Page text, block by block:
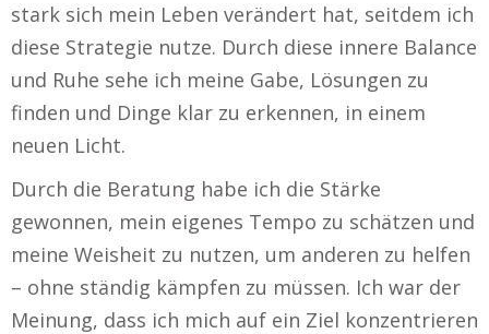
stark sich mein Leben verändert hat, seitdem ich
diese Strategie nutze. Durch diese innere Balance
und Ruhe sehe ich meine Gabe, Lösungen zu
finden und Dinge klar zu erkennen, in einem
neuen Licht.
Durch die Beratung habe ich die Stärke
gewonnen, mein eigenes Tempo zu schätzen und
meine Weisheit zu nutzen, um anderen zu helfen
– ohne ständig kämpfen zu müssen. Ich war der
Meinung, dass ich mich auf ein Ziel konzentrieren